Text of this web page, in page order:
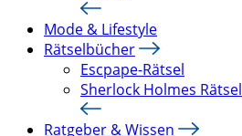
Mode & Lifestyle
Rätselbücher
Escpape-Rätsel
Sherlock Holmes Rätsel
Ratgeber & Wissen